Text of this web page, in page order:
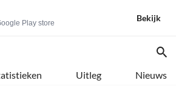
Play store
Bekijk
Uitleg Nieuws